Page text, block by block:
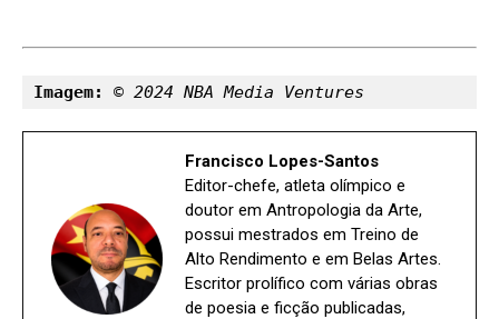
Imagem: © 2024 NBA Media Ventures
Francisco Lopes-Santos
Editor-chefe, atleta olímpico e
doutor em Antropologia da Arte,
possui mestrados em Treino de
Alto Rendimento e em Belas Artes.
Escritor prolífico com várias obras
de poesia e ficção publicadas,